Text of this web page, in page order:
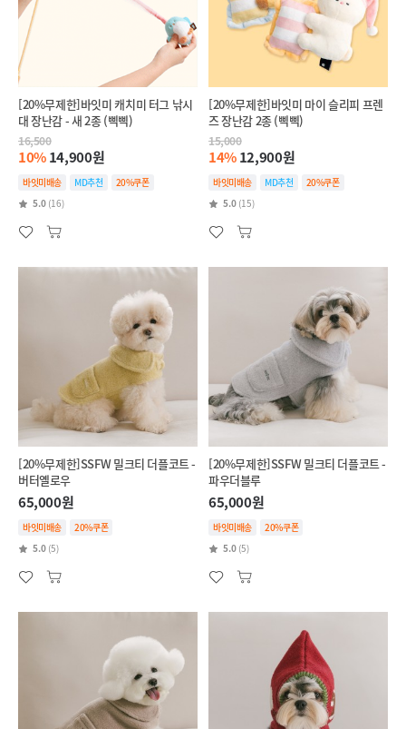
[20%무제한]바잇미 캐치미 터그 낚시
대 장난감 - 새 2종 (삑삑)
16,500
10%14,900원
바잇미배송 MD추천
20%쿠폰
5.0 (16)
[20%무제한]바잇미 마이 슬리피 프렌
즈 장난감 2종 (삑삑)
15,000
14%12,900원
바잇미배송 MD추천
20%쿠폰
5.0 (15)
[20%무제한]SSFW 밀크티 더플코트 -
버터옐로우
65,000원
바잇미배송
20%쿠폰
5.0 (5)
[20%무제한]SSFW 밀크티 더플코트 -
파우더블루
65,000원
바잇미배송
20%쿠폰
5.0 (5)